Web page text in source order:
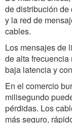
de distribución
y la red de
cables.
Los mensajes de
de alta
baja latencia y
En el comercio
milisegundo
pérdidas. Los
más seguro,